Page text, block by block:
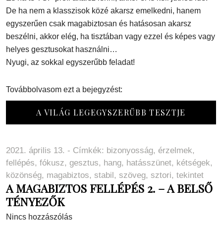
De ha nem a klasszisok közé akarsz emelkedni, hanem
egyszerűen csak magabiztosan és hatásosan akarsz
beszélni, akkor elég, ha tisztában vagy ezzel és képes vagy
helyes gesztusokat használni…
Nyugi, az sokkal egyszerűbb feladat!
Továbbolvasom ezt a bejegyzést:
A VILÁG LEGEGYSZERŰBB TESZTJE
2021. április 13. - Címkék: bizonyosság, érzelmek,
fellépés, fókusz, gesztus, hang, hatásszünet, kétségek,
közönség, magabiztos, stabil, szöveg, sztori, tekintet
A MAGABIZTOS FELLÉPÉS 2. – A BELSŐ
TÉNYEZŐK
Nincs hozzászólás